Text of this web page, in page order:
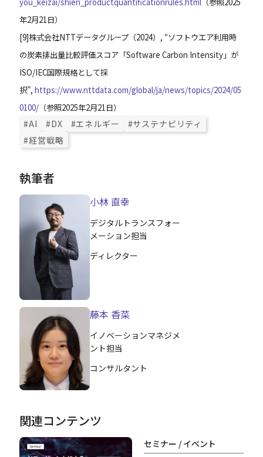
年2月21日）
[9]株式会社NTTデータグループ（2024）, “ソフトウエア利用時
の炭素排出量比較評価スコア「Software Carbon Intensity」が
ISO/IEC国際規格として採
択”,https://www.nttdata.com/global/ja/news/topics/2024/05
0100/ （参照2025年2月21日）
#AI #DX #エネルギー
#サステナビリティ
#経営戦略
執筆者
小林 直幸
デジタルトランスフォー
メーション担当
ディレクター
藤本 香菜
イノベーションマネジメ
ント担当
コンサルタント
関連コンテンツ
セミナー / イベント